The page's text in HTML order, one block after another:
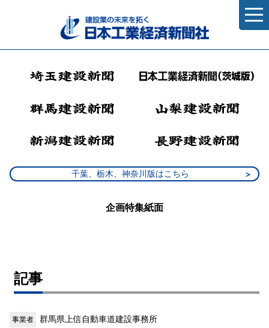
千葉、栃木、神奈川版はこちら
企画特集紙面
記事
事業者 群馬県上信自動車道建設事務所